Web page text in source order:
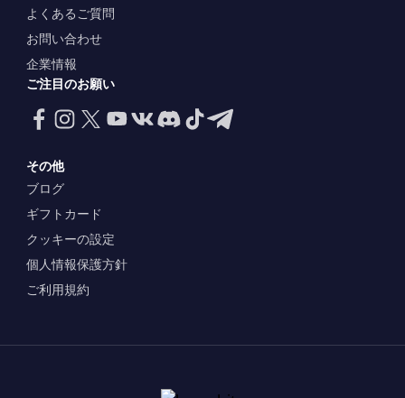
よくあるご質問
お問い合わせ
企業情報
ご注目のお願い
その他
ブログ
ギフトカード
クッキーの設定
個人情報保護方針
ご利用規約